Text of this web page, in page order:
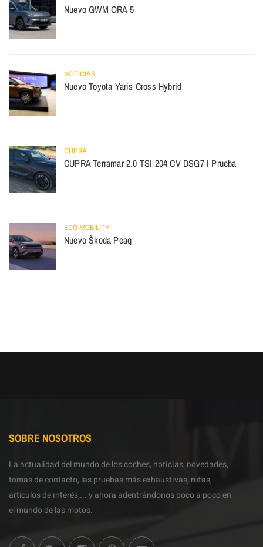
Nuevo GWM ORA 5
NOTICIAS
Nuevo Toyota Yaris Cross Hybrid
CUPRA
CUPRA Terramar 2.0 TSI 204 CV DSG7 I Prueba
ECO MOBILITY
Nuevo Škoda Peaq
SOBRE NOSOTROS
La actualidad del mundo de los coches, noticias, novedades,
tomas de contacto, las pruebas más exhaustivas, rutas,
artículos de interés,... y ahora adentrándonos poco a poco en
el mundo de las motos.